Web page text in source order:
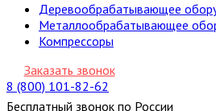
Деревообрабатывающее
Металлообрабатывающее
Компрессоры
Заказать звонок
8 (800) 101-82-62
Бесплатный звонок по России